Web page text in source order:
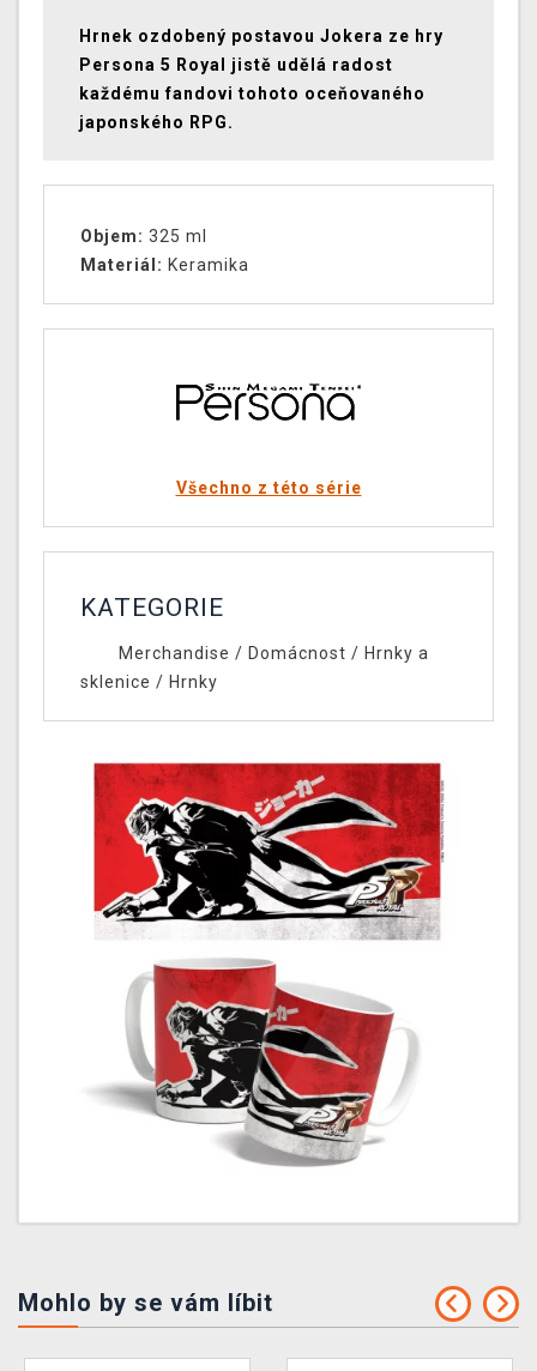
Hrnek ozdobený postavou Jokera ze hry
Persona 5 Royal jistě udělá radost
každému fandovi tohoto oceňovaného
japonského RPG.
Objem: 325 ml
Materiál: Keramika
Všechno z této série
KATEGORIE
Merchandise / Domácnost / Hrnky a
sklenice / Hrnky
Mohlo by se vám líbit